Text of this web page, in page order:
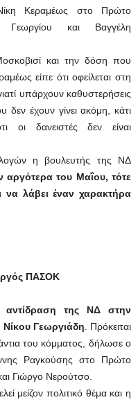
Κεραμέως στο Πρώτο
και Βαγγέλη
και την δόση που
είπε ότι οφείλεται στη
υπάρχουν καθυστερήσεις
δεν έχουν γίνει ακόμη, κάτι
οι δανειστές δεν είναι
η βουλευτής της ΝΔ
αργότερα του Μαΐου, τότε
λάβει έναν χαρακτήρα
ΠΑΣΟΚ
αντίδραση της ΝΔ στην
Γεωργιάδη . Πρόκειται
του κόμματος, δήλωσε ο
Ραγκούσης στο Πρώτο
Γιώργο Νερούτσο.
μείζον πολιτικό θέμα και η